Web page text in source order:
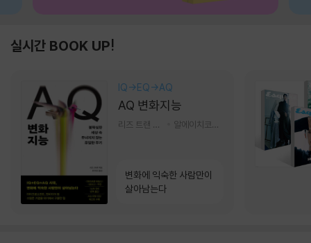
실시간 BOOK UP!
IQ→EQ→AQ
AQ 변화지능
변화에 익숙한 사람만이
살아남는다